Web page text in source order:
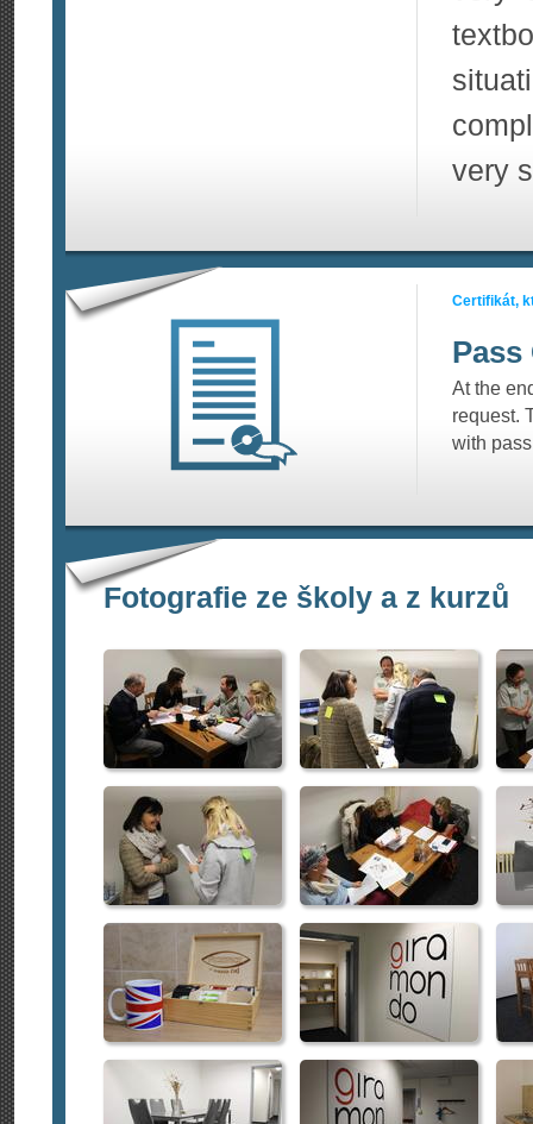
very
Certifikát,
Pass
At the
request.
with
Fotografie ze školy a z kurzů